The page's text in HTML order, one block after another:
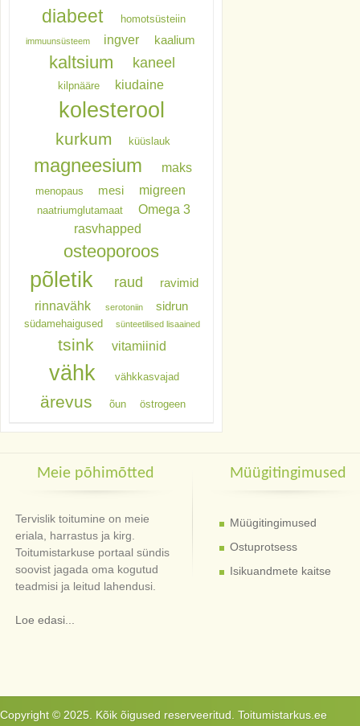
diabeet homotsüsteiin
immuunsüsteem ingver kaalium
kaltsium kaneel
kilpnääre kiudaine
kolesterool
kurkum küüslauk
magneesium maks
menopaus mesi migreen
naatriumglutamaat
Omega 3
rasvhapped
osteoporoos
põletik raud ravimid
rinnavähk serotoniin sidrun
südamehaigused sünteetilised lisaained
tsink vitamiinid
vähk vähkkasvajad
ärevus õun östrogeen
Meie põhimõtted
Tervislik toitumine on meie
eriala, harrastus ja kirg.
Toitumistarkuse portaal sündis
soovist jagada oma kogutud
teadmisi ja leitud lahendusi.
Loe edasi...
Müügitingimused
Müügitingimused
Ostuprotsess
Isikuandmete kaitse
Copyright © 2025. Kõik õigused reserveeritud. Toitumistarkus.ee